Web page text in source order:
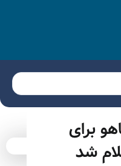
برای
شد